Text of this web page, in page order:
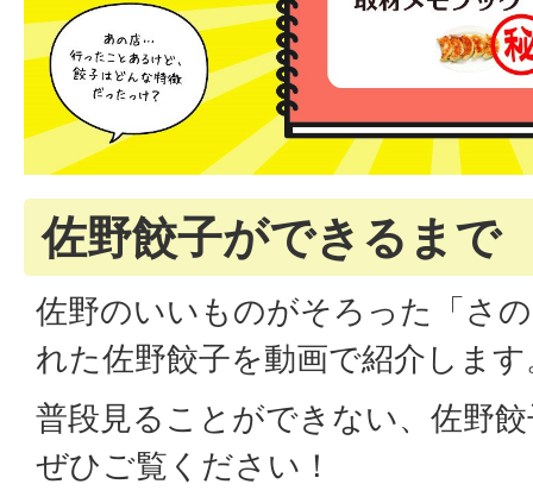
佐野餃子ができるまで
佐野のいいものがそろった「さ
れた佐野餃子を動画で紹介します
普段見ることができない、佐野
ぜひご覧ください！